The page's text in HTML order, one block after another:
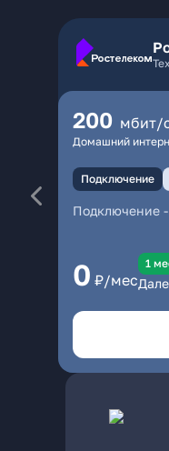
200 мбит/
Домашний
Подключение
Подключение -
0 ₽/мес
1